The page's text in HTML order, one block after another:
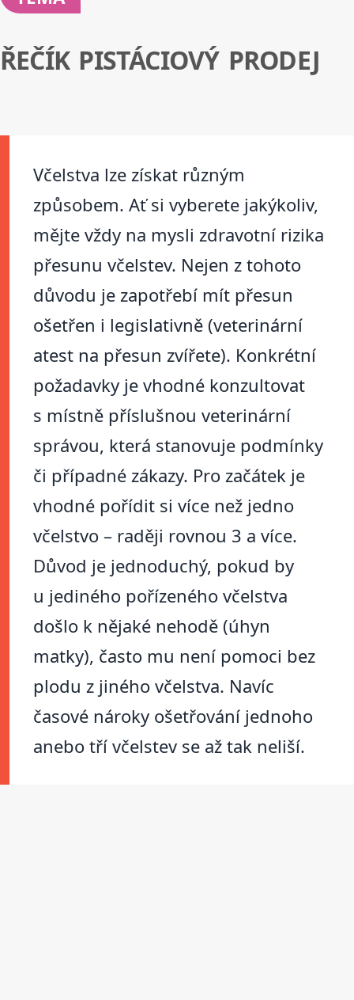
ŘEČÍK PISTÁCIOVÝ PRODEJ
Včelstva lze získat různým
způsobem. Ať si vyberete jakýkoliv,
mějte vždy na mysli zdravotní rizika
přesunu včelstev. Nejen z tohoto
důvodu je zapotřebí mít přesun
ošetřen i legislativně (veterinární
atest na přesun zvířete). Konkrétní
požadavky je vhodné konzultovat
s místně příslušnou veterinární
správou, která stanovuje podmínky
či případné zákazy. Pro začátek je
vhodné pořídit si více než jedno
včelstvo – raději rovnou 3 a více.
Důvod je jednoduchý, pokud by
u jediného pořízeného včelstva
došlo k nějaké nehodě (úhyn
matky), často mu není pomoci bez
plodu z jiného včelstva. Navíc
časové nároky ošetřování jednoho
anebo tří včelstev se až tak neliší.